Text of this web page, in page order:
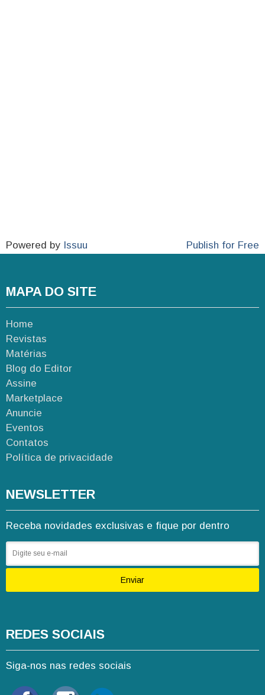
Powered by Issuu Publish for Free
MAPA DO SITE
Home
Revistas
Matérias
Blog do Editor
Assine
Marketplace
Anuncie
Eventos
Contatos
Política de privacidade
NEWSLETTER
Receba novidades exclusivas e fique por dentro
Enviar
REDES SOCIAIS
Siga-nos nas redes sociais